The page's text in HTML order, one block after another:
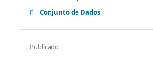
Conjunto de Dados
Publicado